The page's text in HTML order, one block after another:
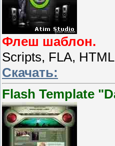
Флеш шаблон.
Scripts, FLA,
Скачать:
Flash Template